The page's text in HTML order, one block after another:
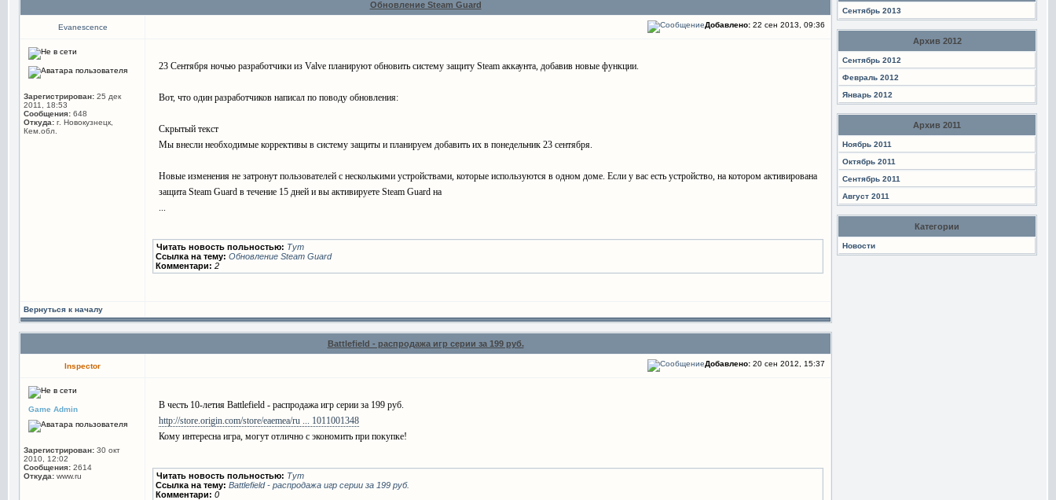
Обновление Steam Guard
Evanescence Добавлено: 22 сен 2013, 09:36
Зарегистрирован: 25 дек
2011, 18:53
Сообщения: 648
Откуда: г. Новокузнецк,
Кем.обл.
23 Сентября ночью разработчики из Valve планируют обновить систему защиту Steam аккаунта, добавив новые функции.
Вот, что один разработчиков написал по поводу обновления:
Скрытый текст
Мы внесли необходимые коррективы в систему защиты и планируем добавить их в понедельник 23 сентября.
Новые изменения не затронут пользователей с несколькими устройствами, которые используются в одном доме. Если у вас есть устройство, на котором активирована
защита Steam Guard в течение 15 дней и вы активируете Steam Guard на
...
Читать новость польностью: Тут
Ссылка на тему: Обновление Steam Guard
Комментари: 2
Вернуться к началу
Battlefield - распродажа игр серии за 199 руб.
Inspector Добавлено: 20 сен 2012, 15:37
Game Admin
Зарегистрирован: 30 окт
2010, 12:02
Сообщения: 2614
Откуда: www.ru
В честь 10-летия Battlefield - распродажа игр серии за 199 руб.
http://store.origin.com/store/eaemea/ru ... 1011001348
Кому интересна игра, могут отлично с экономить при покупке!
Читать новость польностью: Тут
Ссылка на тему: Battlefield - распродажа игр серии за 199 руб.
Комментари: 0
Сентябрь 2013
Архив 2012
Сентябрь 2012
Февраль 2012
Январь 2012
Архив 2011
Ноябрь 2011
Октябрь 2011
Сентябрь 2011
Август 2011
Категории
Новости